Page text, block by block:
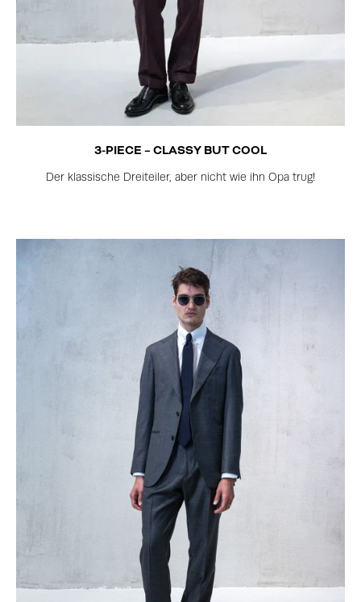
3-PIECE – CLASSY BUT COOL
Der klassische Dreiteiler, aber nicht wie ihn Opa trug!